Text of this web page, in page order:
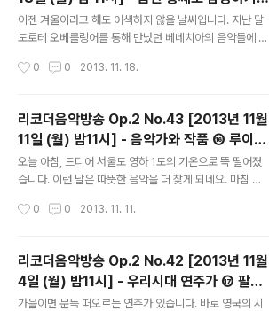
nna 에 실린 곡입니다. 그녀의 남편 조르디와 자녀들인 아
리안나나 페란이 그녀가 그리울 때 이 음반을 들으며 추억
뵈요~ ● 방송일시 : 2013년 11월 25일 (월) 밤 11시 ●
⑰ 앙상블 르벨이 연주하는 나폴리의 협주곡
이젠 겨울이라고 해도 어색하지 않을 날씨입니다. 지난 달
도로테 오베를링어를 통해 만났던 베네치아의 음악들에 이
이 들려주는 나폴리의 음악들과 만나 봅니다. 앙상블 르벨
음반에는 리코더 연주가 마티아스 마우테가 함께 참여했습
니다. 프란체스코 만치니, 알레슨트로 스카를랏티, 로베르
트 발렌티니의 협주곡들을 이번 시간에 함께 만나 봅니다.
그럼, 오늘 밤 11시에 뵈요~ ● 방송일시 : 2013년 11월 1
8일 (월) 밤 11시 ● 청취방법 : 선택 ① 아래 세이라디오
방송' 검색. 세이라디오 설치 -> 클릭 선택 ② 윈앰프 설치
0 0 2013. 11. 18.
리코더음악방송 Op.2 No.43 [2013년 11월
11일 (월) 밤11시] - 음악가와 작품 ⑯ 루이에
의 리코더 소나타
오늘 아침, 드디어 서울도 영하 1도의 기온으로 뚝 떨어졌
습니다. 이런 날은 따뜻한 음악을 더 찾게 되네요. 마침 오
에의 작품들이 떠올라서 선곡해봤습니다. 오늘날 특히 사
에의 작품들.. 그 중에서 다니엘 로터트와 프란스 브뤼헨,
패트릭 데네커의 연주로 골라 봤습니다. 그럼, 오늘 밤 11시
에 뵈요~ ● 방송일시 : 2013년 11월 11일 (월) 밤 11시 ●
청취방법 : 선택 ① 아래 세이라디오 플레이 버튼 누르기.
0 0 2013. 11. 11.
리코더음악방송 Op.2 No.42 [2013년 11월
4일 (월) 밤11시] - 우리시대 연주가 ⑰ 팔라
디안 앙상블|
가을이면 문득 떠오르는 연주가 있습니다. 바로 영국의 시